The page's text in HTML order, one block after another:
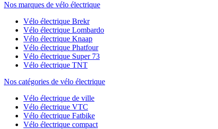
Nos marques de vélo électrique
Vélo électrique Brekr
Vélo électrique Lombardo
Vélo électrique Knaap
Vélo électrique Phatfour
Vélo électrique Super 73
Vélo électrique TNT
Nos catégories de vélo électrique
Vélo électrique de ville
Vélo électrique VTC
Vélo électrique Fatbike
Vélo électrique compact